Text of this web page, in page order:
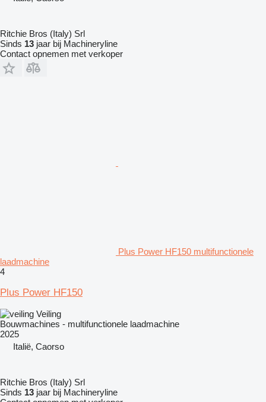
Ritchie Bros (Italy) Srl
Sinds 13 jaar bij Machineryline
Contact opnemen met verkoper
Plus Power HF150 multifunctionele
laadmachine
4
Plus Power HF150
Veiling
Bouwmachines - multifunctionele laadmachine
2025
Italië, Caorso
Ritchie Bros (Italy) Srl
Sinds 13 jaar bij Machineryline